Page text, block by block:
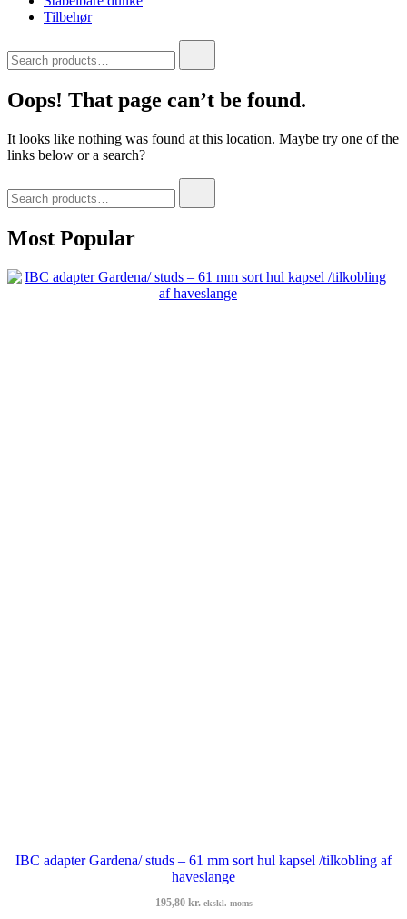
Tilbehør
for:
Oops! That page can’t be found.
It looks like nothing was found at this location. Maybe try one of the
links below or a search?
for:
Most Popular
IBC adapter Gardena/ studs – 61 mm sort hul kapsel /tilkobling af
haveslange
195,80 kr. ekskl. moms